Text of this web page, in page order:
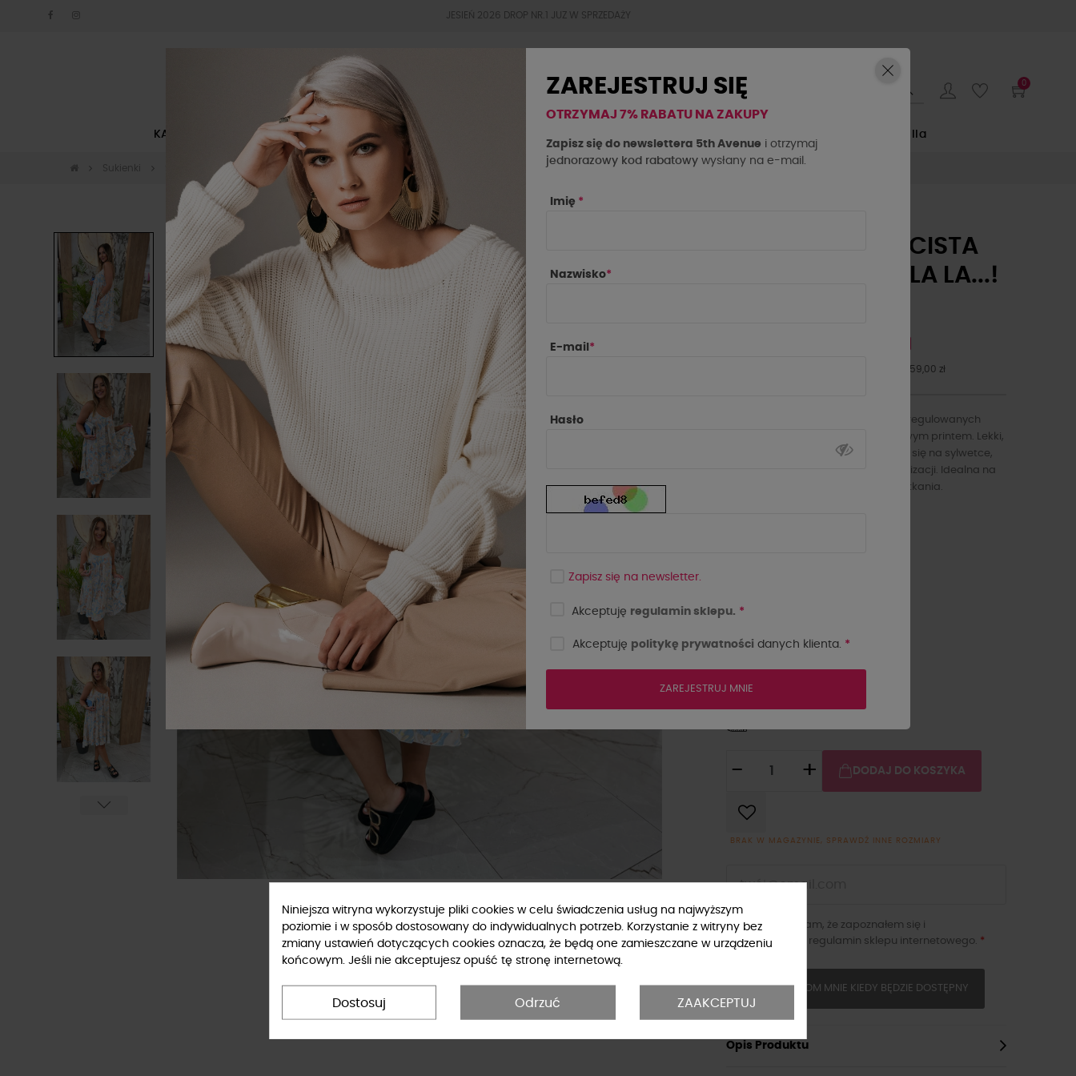
JESIEŃ 2026 DROP NR.1 JUZ W SPRZEDAŻY
KATEGORIE NOWOŚCI BESTSELLERY La Milla
0
Sukienki mini Zwiewna kwiecista sukienka By o la la...! niebieska
-140 zł
Wyprzedaż
ZWIEWNA KWIECISTA
SUKIENKA BY O LA LA...!
Najniższa cena z 30 dni przed obniżką: 159,00 zł
Zwiewna sukienka mini na cienkich regulowanych
ramiączkach z efektownym kwiatowym printem. Lekki,
rozkloszowany fason pięknie układa się na sylwetce,
podkreślając kobiecy charakter stylizacji. Idealna na
lato, wakacyjne wyjazdy i letnie spotkania.
Rozmiar
- + DODAJ DO KOSZYKA
BRAK W MAGAZYNIE, SPRAWDŹ INNE ROZMIARY
Potwierdzam, że zapoznałem się i
akceptuję regulamin sklepu internetowego. *
POWIADOM MNIE KIEDY BĘDZIE DOSTĘPNY
Opis Produktu
ZAREJESTRUJ SIĘ
OTRZYMAJ 7% RABATU NA ZAKUPY
Zapisz się do newslettera 5th Avenue i otrzymaj
jednorazowy kod rabatowy wysłany na e-mail.
Imię *
Nazwisko*
E-mail *
Hasło
Zapisz się na newsletter.
Akceptuję regulamin sklepu. *
Akceptuję politykę prywatności danych klienta. *
ZAREJESTRUJ MNIE
Niniejsza witryna wykorzystuje pliki cookies w celu świadczenia usług na najwyższym
poziomie i w sposób dostosowany do indywidualnych potrzeb. Korzystanie z witryny bez
zmiany ustawień dotyczących cookies oznacza, że będą one zamieszczane w urządzeniu
końcowym. Jeśli nie akceptujesz opuść tę stronę internetową.
Dostosuj Odrzuć ZAAKCEPTUJ